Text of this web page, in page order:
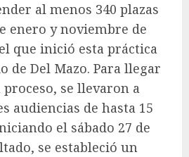
al menos 340 plazas
enero y noviembre de
que inició esta práctica
de Del Mazo. Para llegar
se llevaron a
audiencias de hasta 15
el sábado 27 de
se estableció un